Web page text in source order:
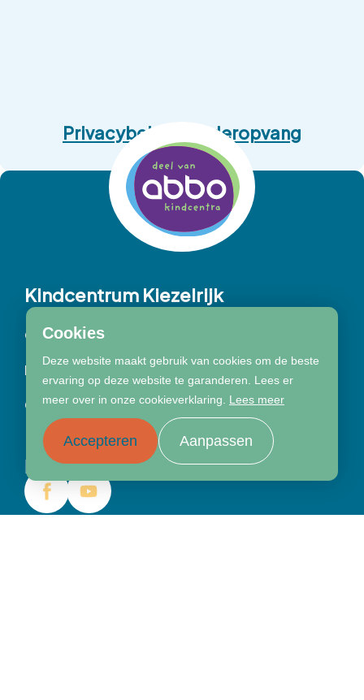
Cookies
Deze website maakt gebruik van cookies om de beste
ervaring op deze website te garanderen. Lees er
meer over in onze cookieverklaring. Lees meer
Accepteren Aanpassen
Privacybeleid Kinderopvang
Kindcentrum Kiezelrijk
Over onze school
Partners Ouders
Contact
Blijf ons volgen